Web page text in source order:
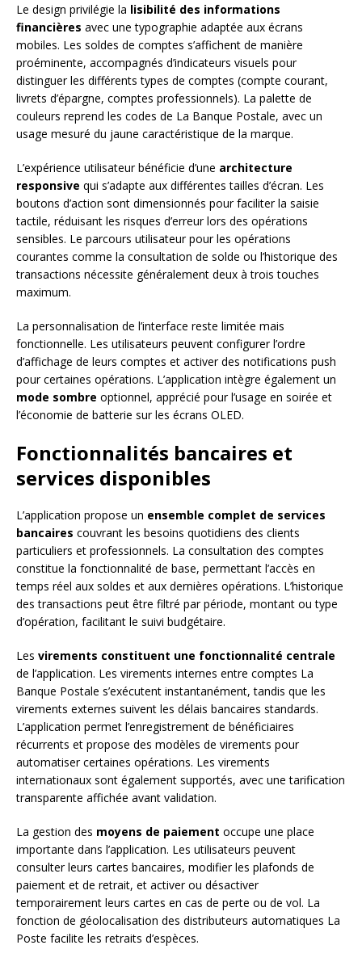
Le design privilégie la lisibilité des informations
financières avec une typographie adaptée aux écrans
mobiles. Les soldes de comptes s’affichent de manière
proéminente, accompagnés d’indicateurs visuels pour
distinguer les différents types de comptes (compte courant,
livrets d’épargne, comptes professionnels). La palette de
couleurs reprend les codes de La Banque Postale, avec un
usage mesuré du jaune caractéristique de la marque.
L’expérience utilisateur bénéficie d’une architecture
responsive qui s’adapte aux différentes tailles d’écran. Les
boutons d’action sont dimensionnés pour faciliter la saisie
tactile, réduisant les risques d’erreur lors des opérations
sensibles. Le parcours utilisateur pour les opérations
courantes comme la consultation de solde ou l’historique des
transactions nécessite généralement deux à trois touches
maximum.
La personnalisation de l’interface reste limitée mais
fonctionnelle. Les utilisateurs peuvent configurer l’ordre
d’affichage de leurs comptes et activer des notifications push
pour certaines opérations. L’application intègre également un
mode sombre optionnel, apprécié pour l’usage en soirée et
l’économie de batterie sur les écrans OLED.
Fonctionnalités bancaires et
services disponibles
L’application propose un ensemble complet de services
bancaires couvrant les besoins quotidiens des clients
particuliers et professionnels. La consultation des comptes
constitue la fonctionnalité de base, permettant l’accès en
temps réel aux soldes et aux dernières opérations. L’historique
des transactions peut être filtré par période, montant ou type
d’opération, facilitant le suivi budgétaire.
Les virements constituent une fonctionnalité centrale
de l’application. Les virements internes entre comptes La
Banque Postale s’exécutent instantanément, tandis que les
virements externes suivent les délais bancaires standards.
L’application permet l’enregistrement de bénéficiaires
récurrents et propose des modèles de virements pour
automatiser certaines opérations. Les virements
internationaux sont également supportés, avec une tarification
transparente affichée avant validation.
La gestion des moyens de paiement occupe une place
importante dans l’application. Les utilisateurs peuvent
consulter leurs cartes bancaires, modifier les plafonds de
paiement et de retrait, et activer ou désactiver
temporairement leurs cartes en cas de perte ou de vol. La
fonction de géolocalisation des distributeurs automatiques La
Poste facilite les retraits d’espèces.